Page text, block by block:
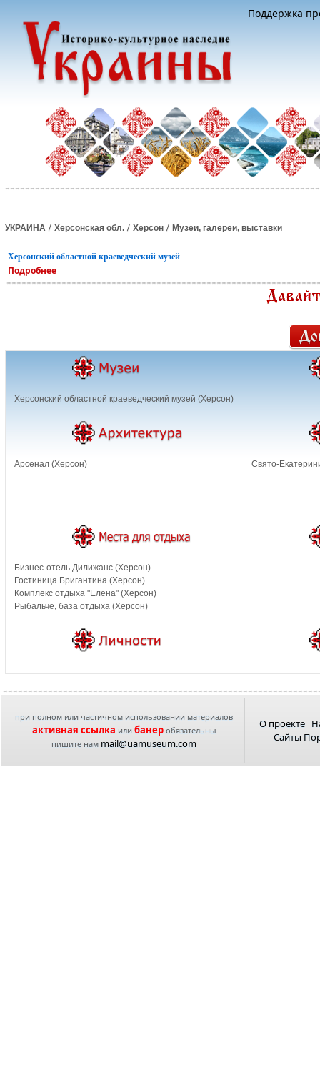
Поддержка
УКРАИНА / Херсонская обл. / Херсон / Музеи, галереи, выставки
Херсонский областной краеведческий музей
Подробнее
Херсонский областной краеведческий музей (Херсон)
Арсенал (Херсон) Свято-
Бизнес-отель Дилижанс (Херсон)
Гостиница Бригантина (Херсон)
Комплекс отдыха "Елена" (Херсон)
Рыбальче, база отдыха (Херсон)
при полном или частичном использовании материалов
активная ссылка или банеробязательны
пишите нам mail@uamuseum.com
О проекте
Сайты